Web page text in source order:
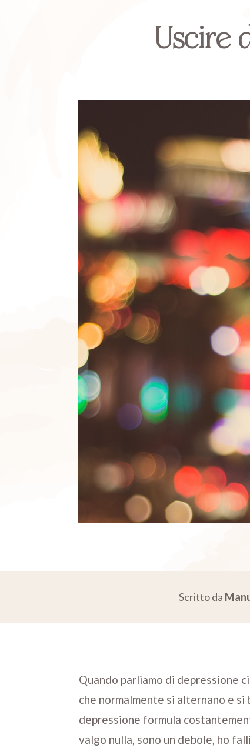
Scritto da
Quando parliamo di depressione
che normalmente si alternano e
depressione formula
valgo nulla, sono un debole, ho